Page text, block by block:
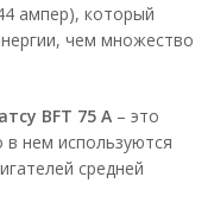
ампер), который
чем множество
BFT 75 A – это
нем используются
средней